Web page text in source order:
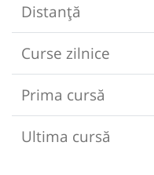
Distanță
Curse zilnice
Prima cursă
Ultima cursă